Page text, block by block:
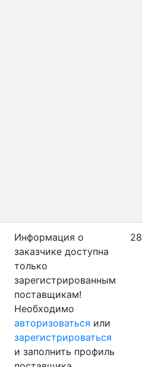
Информация о
заказчике доступна
только
зарегистрированным
поставщикам!
Необходимо
авторизоваться или
зарегистрироваться
и заполнить профиль